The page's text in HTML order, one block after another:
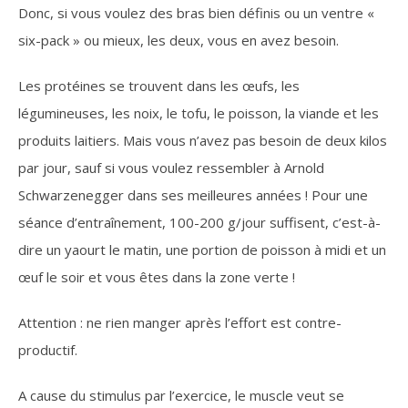
Donc, si vous voulez des bras bien définis ou un ventre «
six-pack » ou mieux, les deux, vous en avez besoin.
Les protéines se trouvent dans les œufs, les
légumineuses, les noix, le tofu, le poisson, la viande et les
produits laitiers. Mais vous n’avez pas besoin de deux kilos
par jour, sauf si vous voulez ressembler à Arnold
Schwarzenegger dans ses meilleures années ! Pour une
séance d’entraînement, 100-200 g/jour suffisent, c’est-à-
dire un yaourt le matin, une portion de poisson à midi et un
œuf le soir et vous êtes dans la zone verte !
Attention : ne rien manger après l’effort est contre-
productif.
A cause du stimulus par l’exercice, le muscle veut se